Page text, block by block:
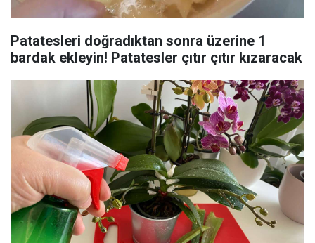
Patatesleri doğradıktan sonra üzerine 1
bardak ekleyin! Patatesler çıtır çıtır kızaracak